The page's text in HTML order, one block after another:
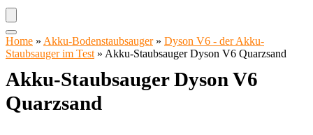
Home » Akku-Bodenstaubsauger» Dyson V6 - der Akku-
Staubsauger im Test » Akku-Staubsauger Dyson V6 Quarzsand
Akku-Staubsauger Dyson V6
Quarzsand